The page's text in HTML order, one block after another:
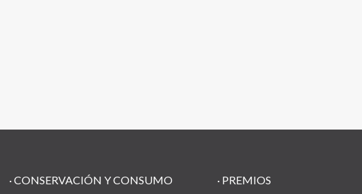
·CONSERVACIÓN Y CONSUMO · PREMIOS